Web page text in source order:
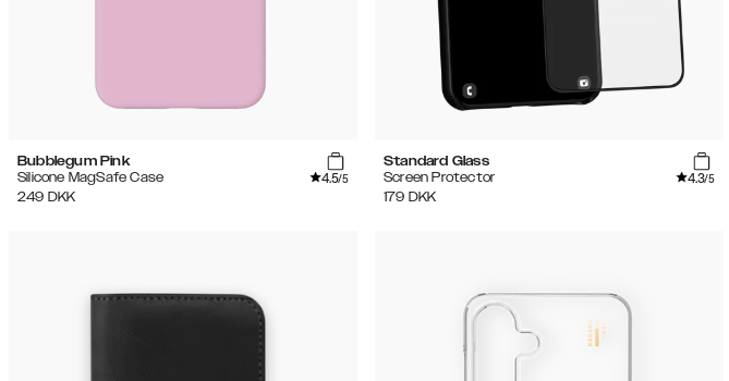
Bubblegum Pink
Silicone MagSafe Case
4.5/5
249 DKK
Standard Glass
Screen Protector
4.3/5
179 DKK